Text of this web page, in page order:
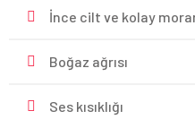
İnce cilt ve kolay
Boğaz ağrısı
Ses kısıklığı